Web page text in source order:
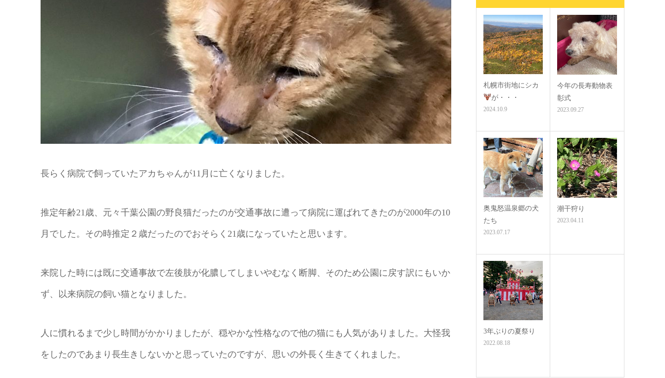
長らく病院で飼っていたアカちゃんが11月に亡くなりました。
推定年齢21歳、元々千葉公園の野良猫だったのが交通事故に遭って病院に運ばれてきたのが2000年の10
月でした。その時推定２歳だったのでおそらく21歳になっていたと思います。
来院した時には既に交通事故で左後肢が化膿してしまいやむなく断脚、そのため公園に戻す訳にもいか
ず、以来病院の飼い猫となりました。
人に慣れるまで少し時間がかかりましたが、穏やかな性格なので他の猫にも人気がありました。大怪我
をしたのであまり長生きしないかと思っていたのですが、思いの外長く生きてくれました。
札幌市街地にシカ
が・・・
2024.10.9
今年の長寿動物表
彰式
2023.09.27
奥鬼怒温泉郷の犬
たち
2023.07.17
潮干狩り
2023.04.11
3年ぶりの夏祭り
2022.08.18